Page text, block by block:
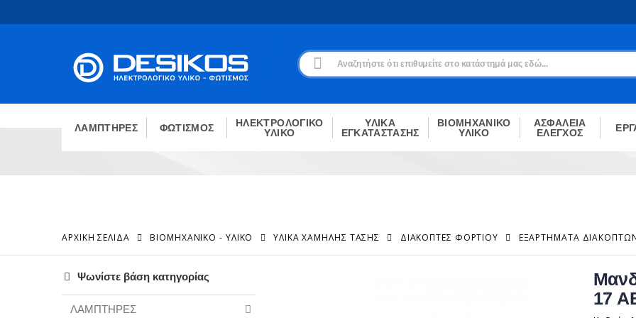
Εγγραφή
Δεν είσαι μέλος;
ΕΓΓΡΑΦΉ
ΛΑΜΠΤΗΡΕΣ ΦΩΤΙΣΜΟΣ
ΗΛΕΚΤΡΟΛΟΓΙΚΟ
ΥΛΙΚΟ
ΥΛΙΚΑ
ΕΓΚΑΤΑΣΤΑΣΗΣ
ΒΙΟΜΗΧΑΝΙΚΟ
ΥΛΙΚΟ
ΑΣΦΑΛΕΙΑ
ΕΛΕΓΧΟΣ
ΑΡΧΙΚΉ ΣΕΛΊΔΑ ΒΙΟΜΗΧΑΝΙΚΟ - ΥΛΙΚΟ ΥΛΙΚΆ ΧΑΜΗΛΉΣ ΤΆΣΗΣ ΔΙΑΚΌΠΤΕΣ ΦΟΡΤΊΟΥ ΕΞΑΡΤΉΜΑΤΑ
Ψωνίστε βάση κατηγορίας
ΛΑΜΠΤΗΡΕΣ
17